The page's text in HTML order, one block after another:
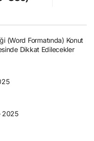
(Word Formatında) Konut
Dikkat Edilecekler
2025